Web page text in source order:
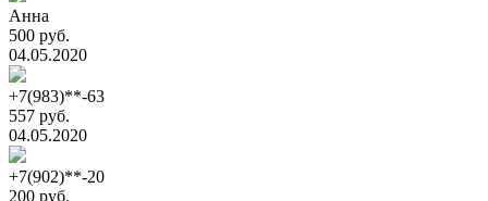
Анна
500 руб.
04.05.2020
+7(983)**-63
557 руб.
04.05.2020
+7(902)**-20
200 руб.